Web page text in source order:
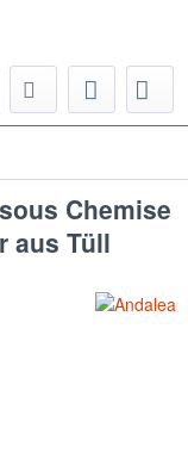
Chemise
aus Tüll